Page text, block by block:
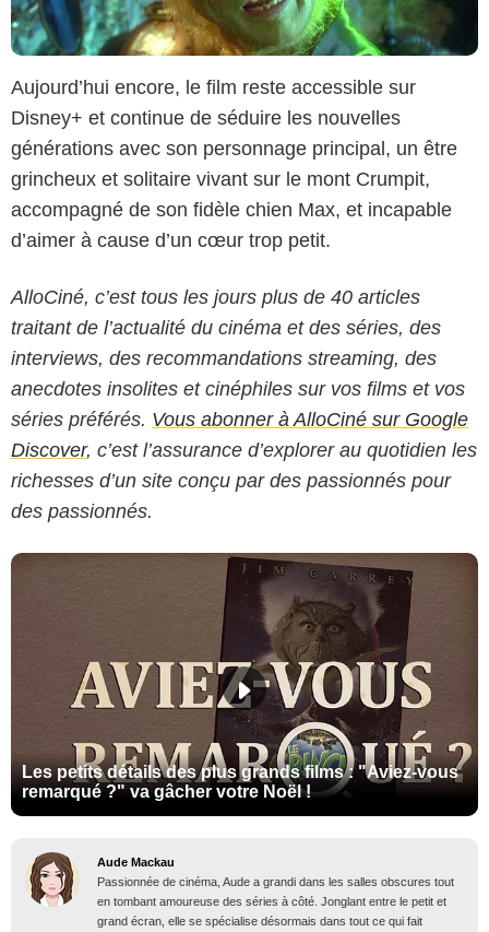
Aujourd’hui encore, le film reste accessible sur
Disney+ et continue de séduire les nouvelles
générations avec son personnage principal, un être
grincheux et solitaire vivant sur le mont Crumpit,
accompagné de son fidèle chien Max, et incapable
d’aimer à cause d’un cœur trop petit.
AlloCiné, c’est tous les jours plus de 40 articles
traitant de l’actualité du cinéma et des séries, des
interviews, des recommandations streaming, des
anecdotes insolites et cinéphiles sur vos films et vos
séries préférés. Vous abonner à AlloCiné sur Google
Discover, c’est l’assurance d’explorer au quotidien les
richesses d’un site conçu par des passionnés pour
des passionnés.
Les petits détails des plus grands films : "Aviez-vous
remarqué ?" va gâcher votre Noël !
Aude Mackau
Passionnée de cinéma, Aude a grandi dans les salles obscures tout
en tombant amoureuse des séries à côté. Jonglant entre le petit et
grand écran, elle se spécialise désormais dans tout ce qui fait